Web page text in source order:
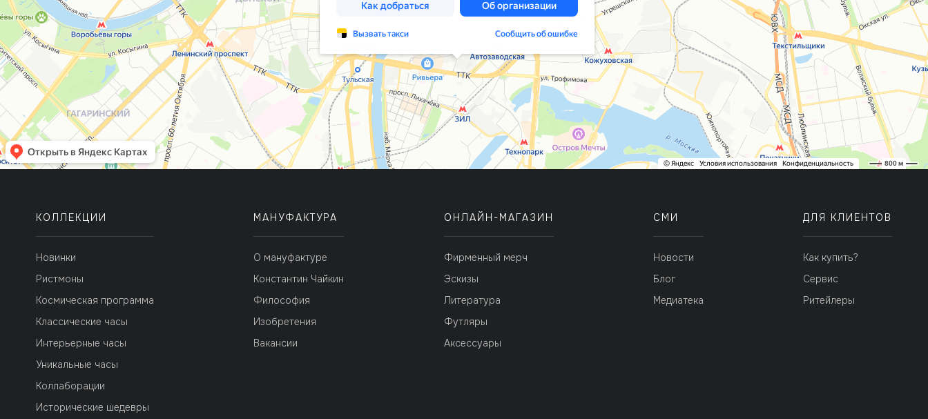
КОЛЛЕКЦИИ
Новинки
Ристмоны
Космическая программа
Классические часы
Интерьерные часы
Уникальные часы
Коллаборации
Исторические шедевры
МАНУФАКТУРА
О мануфактуре
Константин Чайкин
Философия
Изобретения
Вакансии
ОНЛАЙН-МАГАЗИН
Фирменный мерч
Эскизы
Литература
Футляры
Аксессуары
СМИ
Новости
Блог
Медиатека
ДЛЯ КЛИЕНТОВ
Как купить?
Сервис
Ритейлеры